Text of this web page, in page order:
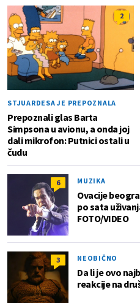
2
STJUARDESA JE PREPOZNALA
Prepoznali glas Barta
Simpsona u avionu, a onda joj
dali mikrofon: Putnici ostali u
čudu
6 MUZIKA
Ovacije
po sata
FOTO/VIDEO
3 NEOBIČNO
Da li je ovo
reakcije na